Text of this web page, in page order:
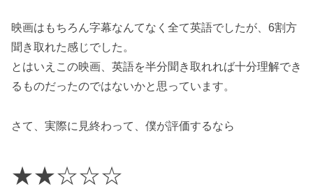
映画はもちろん字幕なんてなく全て英語でしたが、6割方
聞き取れた感じでした。
とはいえこの映画、英語を半分聞き取れれば十分理解でき
るものだったのではないかと思っています。
さて、実際に見終わって、僕が評価するなら
★★☆☆☆